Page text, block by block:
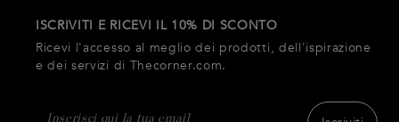
ISCRIVITI E RICEVI IL 10% DI SCONTO
Ricevi l'accesso al meglio dei prodotti, dell'ispirazione
e dei servizi di Thecorner.com.